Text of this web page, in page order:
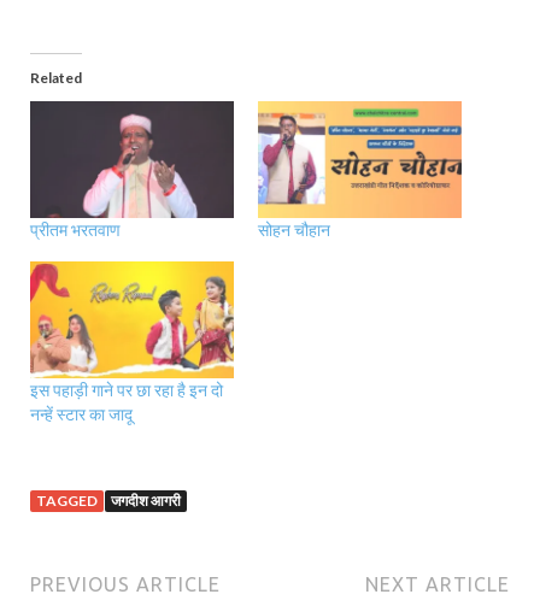
Related
प्रीतम भरतवाण सोहन चौहान
इस पहाड़ी गाने पर छा रहा है इन दो
नन्हें स्टार का जादू
TAGGED जगदीश आगरी
PREVIOUS ARTICLE NEXT ARTICLE